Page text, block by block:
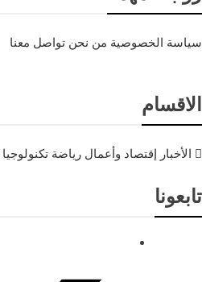
سياسة الخصوصية من نحن تواصل معنا
الاقسام
الأخبار إقتصاد وأعمال رياضة تكنولوجيا
تابعونا